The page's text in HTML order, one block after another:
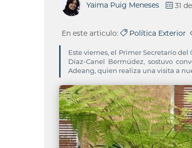
Yaima Puig Meneses 31
En este articulo: Política Exterior
Este viernes, el Primer Secretario
Díaz-Canel Bermúdez, sostuvo
Adeang, quien realiza una visita a